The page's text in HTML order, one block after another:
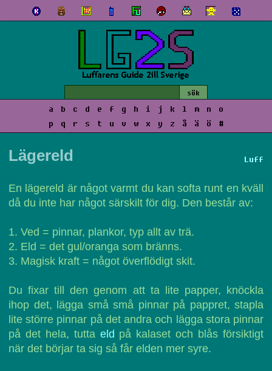
a b c d e f g h i j k l m n
o
p
q r s t u v w x y z å ä ö #
Luff
Lägereld
En lägereld är något varmt du kan softa runt en kväll
då du inte har något särskilt för dig. Den består av:
1. Ved = pinnar, plankor, typ allt av trä.
2. Eld = det gul/oranga som bränns.
3. Magisk kraft = något överflödigt skit.
Du fixar till den genom att ta lite papper, knöckla
ihop det, lägga små små pinnar på pappret, stapla
lite större pinnar på det andra och lägga stora pinnar
på det hela, tutta eld på kalaset och blås försiktigt
när det börjar ta sig så får elden mer syre.